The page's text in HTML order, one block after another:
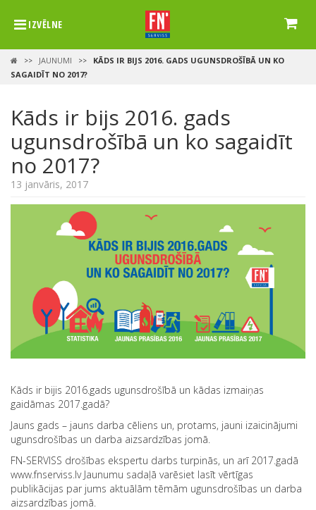
IZVĒLNE
>> JAUNUMI >>
KĀDS IR BIJS 2016. GADS UGUNSDROŠĪBĀ UN KO
SAGAIDĪT NO 2017?
Kāds ir bijs 2016. gads
ugunsdrošībā un ko sagaidīt
no 2017?
13 janvāris, 2017
Kāds ir bijis 2016.gads ugunsdrošībā un kādas izmaiņas
gaidāmas 2017.gadā?
Jauns gads – jauns darba cēliens un, protams, jauni izaicinājumi
ugunsdrošības un darba aizsardzības jomā.
FN-SERVISS drošības ekspertu darbs turpinās, un arī 2017.gadā
www.fnserviss.lv Jaunumu sadaļā varēsiet lasīt vērtīgas
publikācijas par jums aktuālām tēmām ugunsdrošības un darba
aizsardzības jomā.